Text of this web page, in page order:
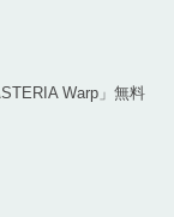
Warp」無料